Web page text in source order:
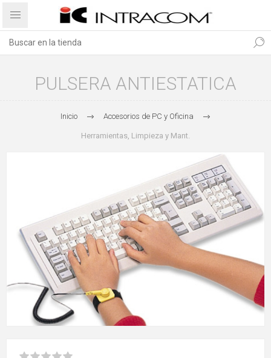
PULSERA ANTIESTATICA
Inicio Accesorios de PC y Oficina
Herramientas, Limpieza y Mant.